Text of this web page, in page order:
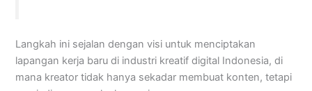
Langkah ini sejalan dengan visi untuk menciptakan
lapangan kerja baru di industri kreatif digital Indonesia, di
mana kreator tidak hanya sekadar membuat konten, tetapi